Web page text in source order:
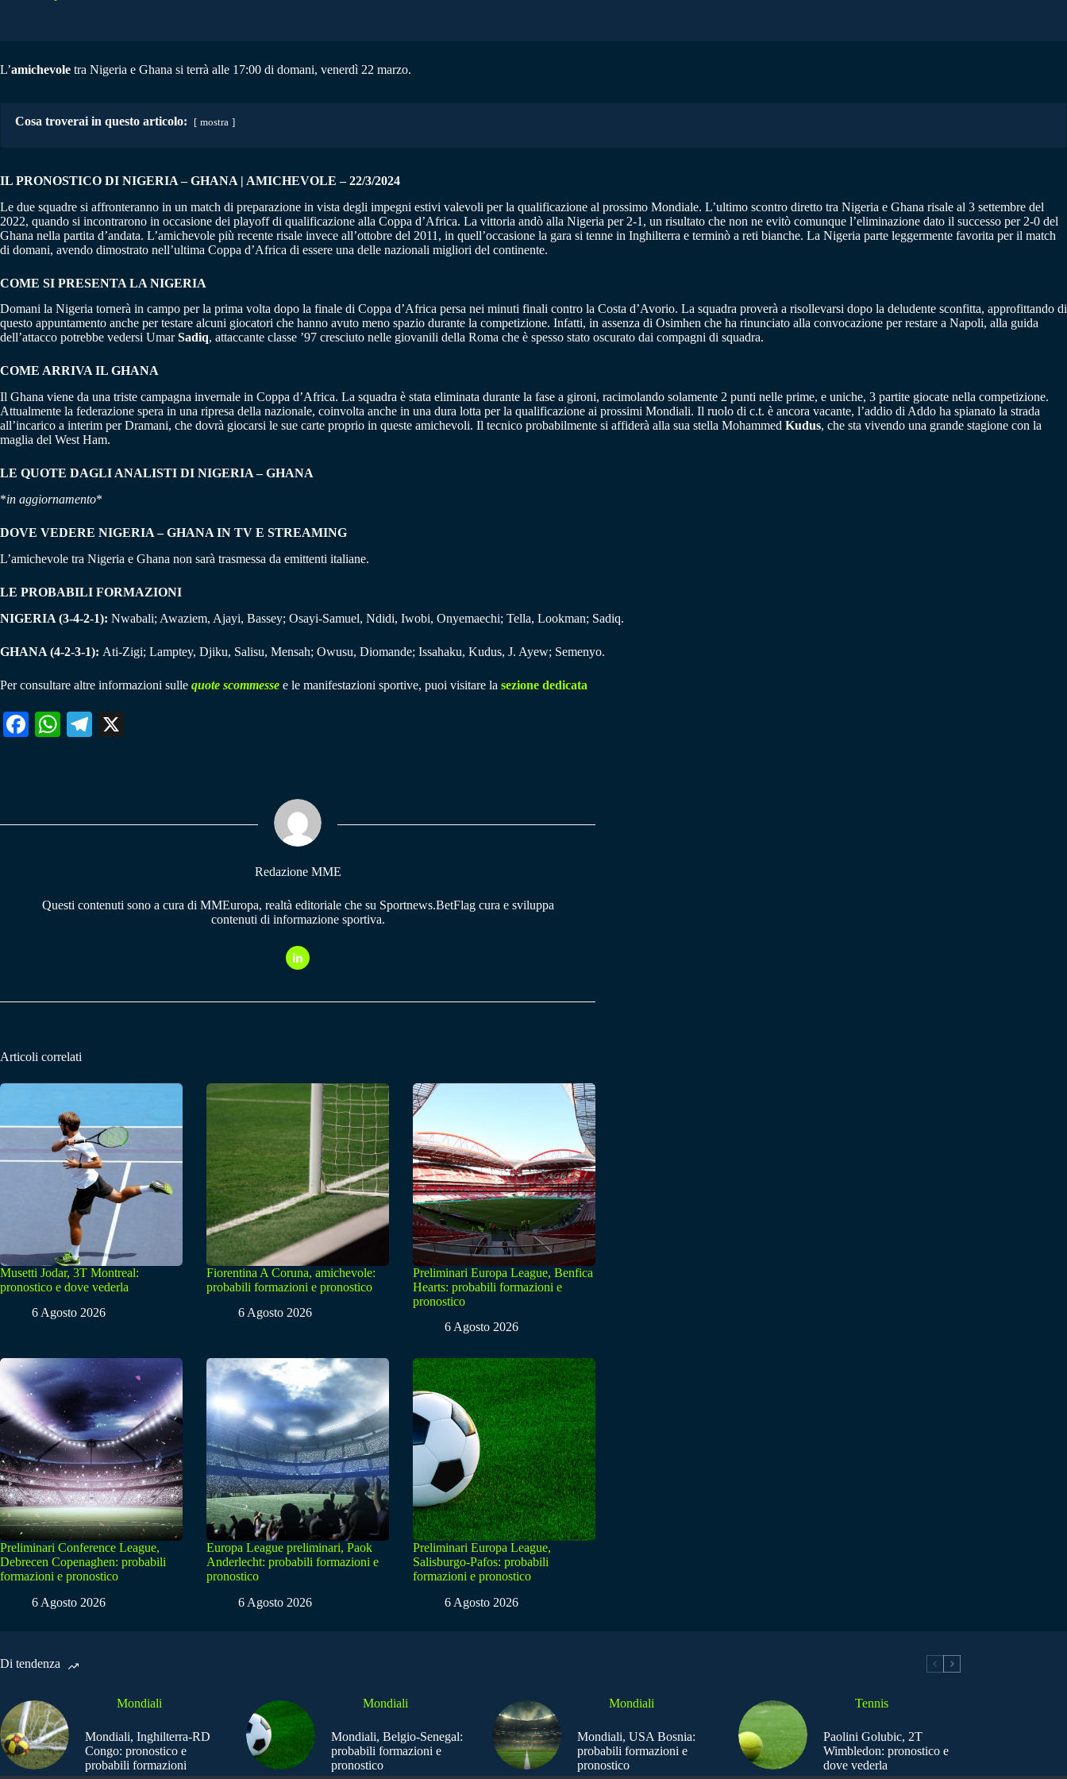
L’amichevole tra Nigeria e Ghana si terrà alle 17:00 di domani, venerdì 22 marzo.
Cosa troverai in questo articolo: mostra
IL PRONOSTICO DI NIGERIA – GHANA | AMICHEVOLE – 22/3/2024
Le due squadre si affronteranno in un match di preparazione in vista degli impegni estivi valevoli per la qualificazione al prossimo Mondiale. L’ultimo scontro diretto tra Nigeria e Ghana risale al 3 settembre del
2022, quando si incontrarono in occasione dei playoff di qualificazione alla Coppa d’Africa. La vittoria andò alla Nigeria per 2-1, un risultato che non ne evitò comunque l’eliminazione dato il successo per 2-0 del
Ghana nella partita d’andata. L’amichevole più recente risale invece all’ottobre del 2011, in quell’occasione la gara si tenne in Inghilterra e terminò a reti bianche. La Nigeria parte leggermente favorita per il match
di domani, avendo dimostrato nell’ultima Coppa d’Africa di essere una delle nazionali migliori del continente.
COME SI PRESENTA LA NIGERIA
Domani la Nigeria tornerà in campo per la prima volta dopo la finale di Coppa d’Africa persa nei minuti finali contro la Costa d’Avorio. La squadra proverà a risollevarsi dopo la deludente sconfitta, approfittando di
questo appuntamento anche per testare alcuni giocatori che hanno avuto meno spazio durante la competizione. Infatti, in assenza di Osimhen che ha rinunciato alla convocazione per restare a Napoli, alla guida
dell’attacco potrebbe vedersi UmarSadiq, attaccante classe ’97 cresciuto nelle giovanili della Roma che è spesso stato oscurato dai compagni di squadra.
COME ARRIVA IL GHANA
Il Ghana viene da una triste campagna invernale in Coppa d’Africa. La squadra è stata eliminata durante la fase a gironi, racimolando solamente 2 punti nelle prime, e uniche, 3 partite giocate nella competizione.
Attualmente la federazione spera in una ripresa della nazionale, coinvolta anche in una dura lotta per la qualificazione ai prossimi Mondiali. Il ruolo di c.t. è ancora vacante, l’addio di Addo ha spianato la strada
all’incarico a interim per Dramani, che dovrà giocarsi le sue carte proprio in queste amichevoli. Il tecnico probabilmente si affiderà alla sua stella Mohammed Kudus, che sta vivendo una grande stagione con la
maglia del West Ham.
LE QUOTE DAGLI ANALISTI DI NIGERIA – GHANA
*in aggiornamento*
DOVE VEDERE NIGERIA – GHANA IN TV E STREAMING
L’amichevole tra Nigeria e Ghana non sarà trasmessa da emittenti italiane.
LE PROBABILI FORMAZIONI
NIGERIA (3-4-2-1): Nwabali; Awaziem, Ajayi, Bassey; Osayi-Samuel, Ndidi, Iwobi, Onyemaechi; Tella, Lookman; Sadiq.
GHANA (4-2-3-1): Ati-Zigi; Lamptey, Djiku, Salisu, Mensah; Owusu, Diomande; Issahaku, Kudus, J. Ayew; Semenyo.
Per consultare altre informazioni sulle quote scommesse e le manifestazioni sportive, puoi visitare la sezione dedicata
Fa W
pp
Te
m
Redazione MME
Questi contenuti sono a cura di MMEuropa, realtà editoriale che su Sportnews.BetFlag cura e sviluppa
contenuti di informazione sportiva.
Articoli correlati
Musetti Jodar, 3T Montreal:
pronostico e dove vederla
6 Agosto 2026
Fiorentina A Coruna, amichevole:
probabili formazioni e pronostico
6 Agosto 2026
Preliminari Europa League, Benfica
Hearts: probabili formazioni e
pronostico
6 Agosto 2026
Preliminari Conference League,
Debrecen Copenaghen: probabili
formazioni e pronostico
6 Agosto 2026
Europa League preliminari, Paok
Anderlecht: probabili formazioni e
pronostico
6 Agosto 2026
Preliminari Europa League,
Salisburgo-Pafos: probabili
formazioni e pronostico
6 Agosto 2026
Di tendenza
Mondiali
Mondiali, Inghilterra-RD
Congo: pronostico e
probabili formazioni
Mondiali
Mondiali, Belgio-Senegal:
probabili formazioni e
pronostico
Mondiali
Mondiali, USA Bosnia:
probabili formazioni e
pronostico
Tennis
Paolini Golubic, 2T
Wimbledon: pronostico e
dove vederla